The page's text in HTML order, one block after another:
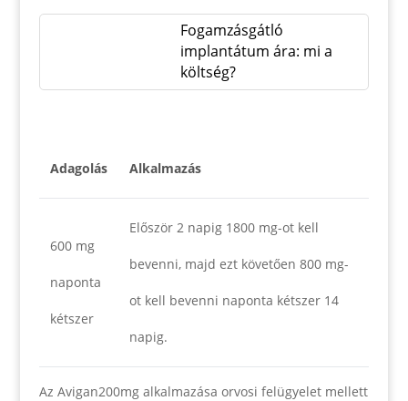
Fogamzásgátló
implantátum ára: mi a
költség?
Adagolás Alkalmazás
600 mg
naponta
kétszer
Először 2 napig 1800 mg-ot kell
bevenni, majd ezt követően 800 mg-
ot kell bevenni naponta kétszer 14
napig.
Az Avigan200mg alkalmazása orvosi felügyelet mellett